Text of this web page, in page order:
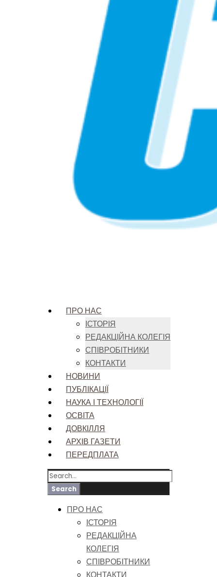
ПРО НАС
ІСТОРІЯ
РЕДАКЦІЙНА КОЛЕГІЯ
СПІВРОБІТНИКИ
КОНТАКТИ
НОВИНИ
ПУБЛІКАЦІЇ
НАУКА І ТЕХНОЛОГІЇ
ОСВІТА
ДОВКІЛЛЯ
АРХІВ ГАЗЕТИ
ПЕРЕДПЛАТА
ПРО НАС
ІСТОРІЯ
РЕДАКЦІЙНА
КОЛЕГІЯ
СПІВРОБІТНИКИ